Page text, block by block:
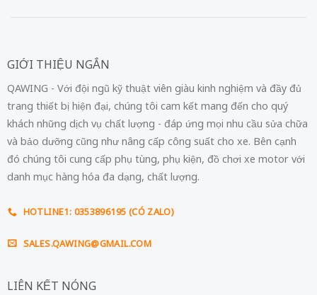
GIỚI THIỆU NGẮN
QAWING - Với đội ngũ kỹ thuật viên giàu kinh nghiệm và đầy đủ
trang thiết bị hiện đại, chúng tôi cam kết mang đến cho quý
khách những dịch vụ chất lượng - đáp ứng mọi nhu cầu sửa chữa
và bảo dưỡng cũng như nâng cấp công suất cho xe. Bên cạnh
đó chúng tôi cung cấp phụ tùng, phụ kiện, đồ chơi xe motor với
danh mục hàng hóa đa dạng, chất lượng.
HOTLINE1: 0353896195 (CÓ ZALO)
SALES.QAWING@GMAIL.COM
LIÊN KẾT NÓNG